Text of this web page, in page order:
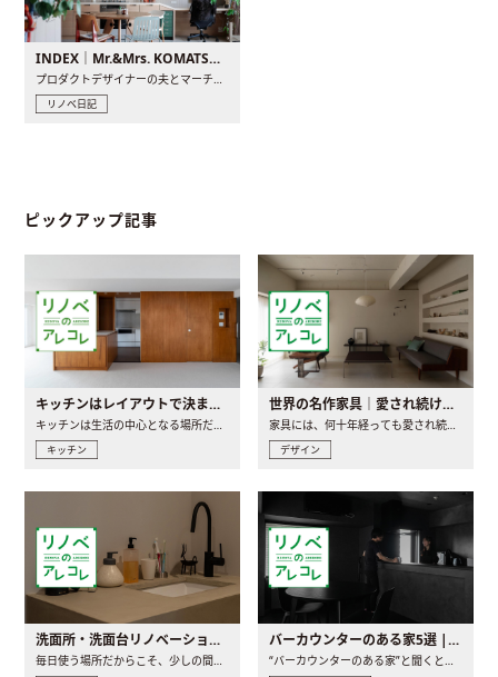
INDEX｜Mr.&Mrs. KOMATSU renovation diary
プロダクトデザイナーの夫とマーチャンダイザーの妻が、夫婦で..
リノベ日記
ピックアップ記事
キッチンはレイアウトで決まる。後悔しないための考え方と選び方
キッチン
世界の名作家具｜愛され続ける理由と一生モノとの出会い方
デザイン
洗面所・洗面台リノベーションの事例と間取りアイデア
毎日使う場所だからこそ、少しの間取りの工夫や素材の選び方で..
バーカウンターのある家5選 | 日常に馴染む“距離の近い”キッチンとは
“バーカウンターのある家”と聞くと、少し特別な、大人のための..